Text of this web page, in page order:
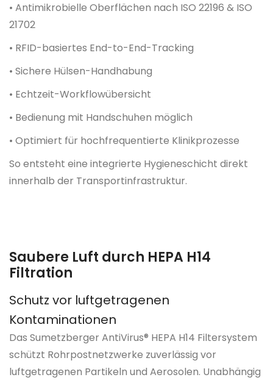
• Antimikrobielle Oberflächen nach ISO 22196 & ISO
21702
• RFID-basiertes End-to-End-Tracking
• Sichere Hülsen-Handhabung
• Echtzeit-Workflowübersicht
• Bedienung mit Handschuhen möglich
• Optimiert für hochfrequentierte Klinikprozesse
So entsteht eine integrierte Hygieneschicht direkt
innerhalb der Transportinfrastruktur.
Saubere Luft durch HEPA H14
Filtration
Schutz vor luftgetragenen
Kontaminationen
Das Sumetzberger AntiVirus® HEPA H14 Filtersystem
schützt Rohrpostnetzwerke zuverlässig vor
luftgetragenen Partikeln und Aerosolen. Unabhängig